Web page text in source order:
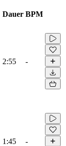
Dauer BPM
2:55 -
1:45 -